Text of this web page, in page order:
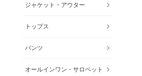
ジャケット・アウター
トップス
パンツ
オールインワン・サロペット